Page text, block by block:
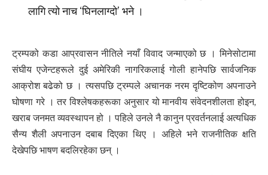
लागि त्यो नाच ‘घिनलाग्दो’ भने ।
ट्रम्पको कडा आप्रवासन नीतिले नयाँ विवाद जन्माएको छ । मिनेसोटामा
संघीय एजेन्टहरूले दुई अमेरिकी नागरिकलाई गोली हानेपछि सार्वजनिक
आक्रोश बढेको छ । त्यसपछि ट्रम्पले अचानक नरम दृष्टिकोण अपनाउने
घोषणा गरे । तर विश्लेषकहरूका अनुसार यो मानवीय संवेदनशीलता होइन,
खराब जनमत व्यवस्थापन हो । पहिले उनले नै कानुन प्रवर्तनलाई अत्यधिक
सैन्य शैली अपनाउन दबाब दिएका थिए । अहिले भने राजनीतिक क्षति
देखेपछि भाषण बदलिरहेका छन् ।